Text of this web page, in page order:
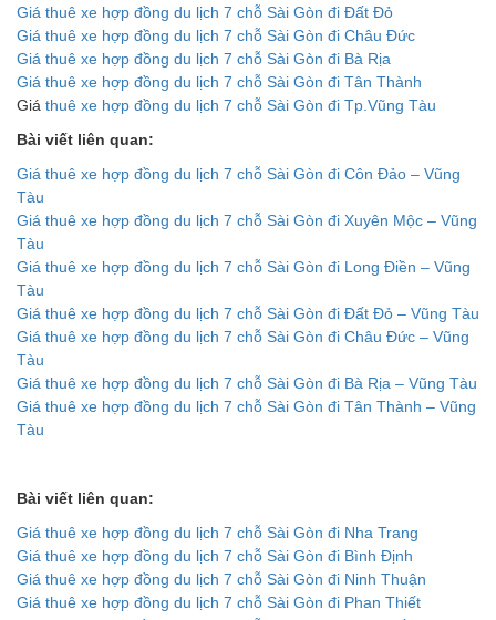
Giá thuê xe hợp đồng du lịch 7 chỗ Sài Gòn đi Đất Đỏ
Giá thuê xe hợp đồng du lịch 7 chỗ Sài Gòn đi Châu Đức
Giá thuê xe hợp đồng du lịch 7 chỗ Sài Gòn đi Bà Rịa
Giá thuê xe hợp đồng du lịch 7 chỗ Sài Gòn đi Tân Thành
Giá thuê xe hợp đồng du lịch 7 chỗ Sài Gòn đi Tp.Vũng Tàu
Bài viết liên quan:
Giá thuê xe hợp đồng du lịch 7 chỗ Sài Gòn đi Côn Đảo – Vũng
Tàu
Giá thuê xe hợp đồng du lịch 7 chỗ Sài Gòn đi Xuyên Mộc – Vũng
Tàu
Giá thuê xe hợp đồng du lịch 7 chỗ Sài Gòn đi Long Điền – Vũng
Tàu
Giá thuê xe hợp đồng du lịch 7 chỗ Sài Gòn đi Đất Đỏ – Vũng Tàu
Giá thuê xe hợp đồng du lịch 7 chỗ Sài Gòn đi Châu Đức – Vũng
Tàu
Giá thuê xe hợp đồng du lịch 7 chỗ Sài Gòn đi Bà Rịa – Vũng Tàu
Giá thuê xe hợp đồng du lịch 7 chỗ Sài Gòn đi Tân Thành – Vũng
Tàu
Bài viết liên quan:
Giá thuê xe hợp đồng du lịch 7 chỗ Sài Gòn đi Nha Trang
Giá thuê xe hợp đồng du lịch 7 chỗ Sài Gòn đi Bình Định
Giá thuê xe hợp đồng du lịch 7 chỗ Sài Gòn đi Ninh Thuận
Giá thuê xe hợp đồng du lịch 7 chỗ Sài Gòn đi Phan Thiết